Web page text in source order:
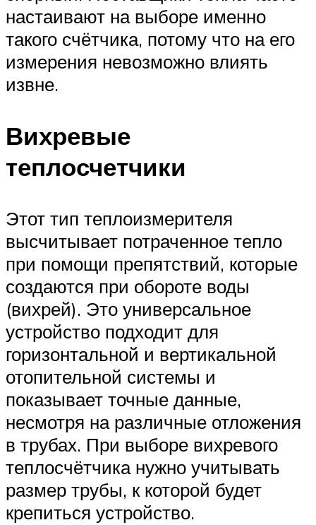
настаивают на выборе именно
такого счётчика, потому что на его
измерения невозможно влиять
извне.
Вихревые
теплосчетчики
Этот тип теплоизмерителя
высчитывает потраченное тепло
при помощи препятствий, которые
создаются при обороте воды
(вихрей). Это универсальное
устройство подходит для
горизонтальной и вертикальной
отопительной системы и
показывает точные данные,
несмотря на различные отложения
в трубах. При выборе вихревого
теплосчётчика нужно учитывать
размер трубы, к которой будет
крепиться устройство.